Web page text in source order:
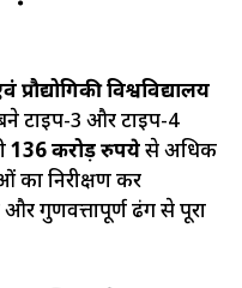
प्रौद्योगिकी विश्वविद्यालय
टाइप-3 और टाइप-4
136 करोड़ रुपयेसे अधिक
का निरीक्षण कर
गुणवत्तापूर्ण ढंग से पूरा